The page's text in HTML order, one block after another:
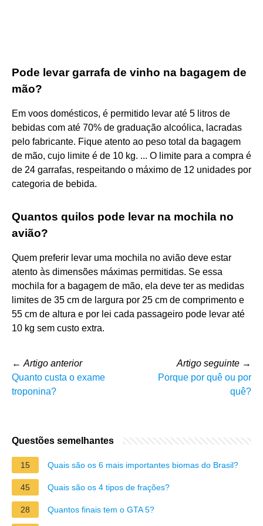
Pode levar garrafa de vinho na bagagem de
mão?
Em voos domésticos, é permitido levar até 5 litros de
bebidas com até 70% de graduação alcoólica, lacradas
pelo fabricante. Fique atento ao peso total da bagagem
de mão, cujo limite é de 10 kg. ... O limite para a compra é
de 24 garrafas, respeitando o máximo de 12 unidades por
categoria de bebida.
Quantos quilos pode levar na mochila no
avião?
Quem preferir levar uma mochila no avião deve estar
atento às dimensões máximas permitidas. Se essa
mochila for a bagagem de mão, ela deve ter as medidas
limites de 35 cm de largura por 25 cm de comprimento e
55 cm de altura e por lei cada passageiro pode levar até
10 kg sem custo extra.
← Artigo anterior
Quanto custa o exame
troponina?
Artigo seguinte →
Porque por quê ou por
quê?
Questões semelhantes
15 Quais são os 6 mais importantes biomas do Brasil?
45 Quais são os 4 tipos de frações?
28 Quantos finais tem o GTA 5?